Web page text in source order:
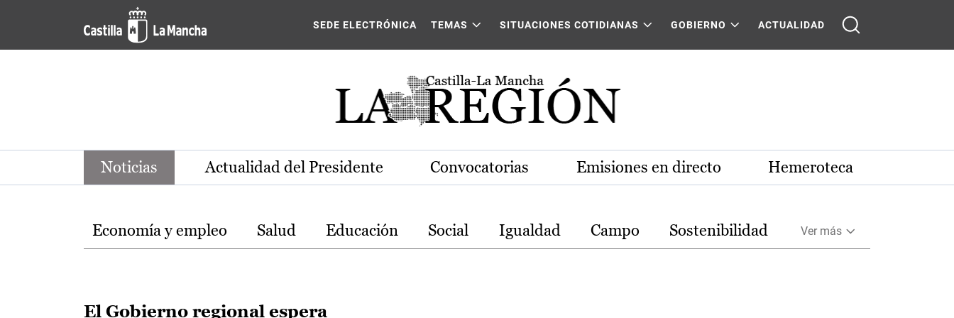
Pasar al contenido principal
Noticias de la región de Castilla-La Mancha
SEDE ELECTRÓNICA TEMAS SITUACIONES COTIDIANAS GOBIERNO ACTUALIDAD
Noticias Actualidad del Presidente Convocatorias Emisiones en directo Hemeroteca
Temas
Economía y empleo Salud Educación Social Igualdad Campo Sostenibilidad Ver más
El Gobierno regional espera